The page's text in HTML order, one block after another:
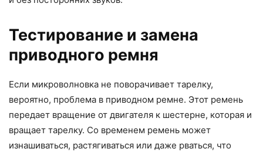
Тестирование и замена
приводного ремня
Если микроволновка не поворачивает тарелку,
вероятно, проблема в приводном ремне. Этот ремень
передает вращение от двигателя к шестерне, которая и
вращает тарелку. Со временем ремень может
изнашиваться, растягиваться или даже рваться, что